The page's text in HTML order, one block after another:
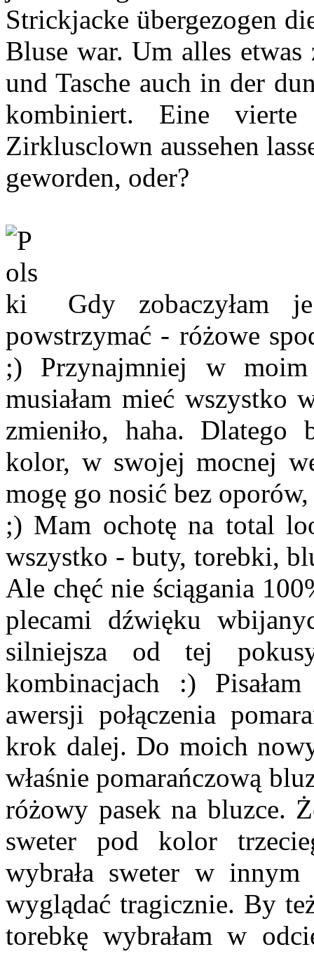
Strickjacke übergezogen
Bluse war. Um alles
und Tasche auch in der
kombiniert. Eine
Zirklusclown aussehen
geworden, oder?
Gdy zobaczyłam
powstrzymać - różowe
;) Przynajmniej w moim
musiałam mieć wszystko
zmieniło, haha. Dlatego
kolor, w swojej mocnej
mogę go nosić bez
;) Mam ochotę na total
wszystko - buty, torebki,
Ale chęć nie ściągania
plecami dźwięku
silniejsza od tej
kombinacjach :)
awersji połączenia
krok dalej. Do moich
właśnie pomarańczową
różowy pasek na bluzce.
sweter pod kolor
wybrała sweter w
wyglądać tragicznie. By
torebkę wybrałam w